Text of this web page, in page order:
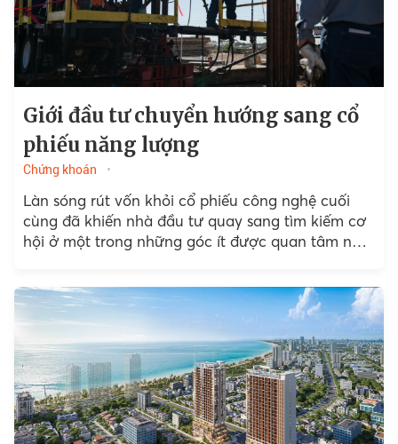
Giới đầu tư chuyển hướng sang cổ
phiếu năng lượng
Chứng khoán
Làn sóng rút vốn khỏi cổ phiếu công nghệ cuối
cùng đã khiến nhà đầu tư quay sang tìm kiếm cơ
hội ở một trong những góc ít được quan tâm nhất